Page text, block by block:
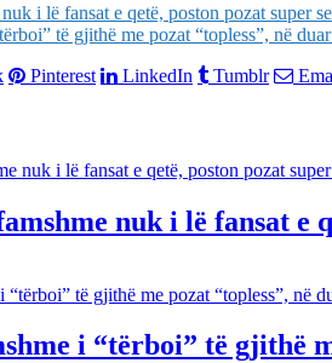
i lë fansat e qetë, poston pozat super
të gjithë me pozat “topless”, në
Pinterest LinkedIn Tumblr
nuk i lë fansat e
i “tërboi” të gjithë